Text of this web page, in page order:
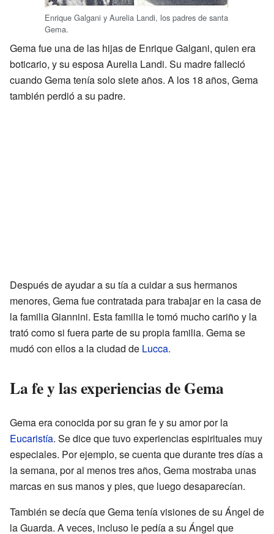
Enrique Galgani y Aurelia Landi, los padres de santa
Gema.
Gema fue una de las hijas de Enrique Galgani, quien era
boticario, y su esposa Aurelia Landi. Su madre falleció
cuando Gema tenía solo siete años. A los 18 años, Gema
también perdió a su padre.
Después de ayudar a su tía a cuidar a sus hermanos
menores, Gema fue contratada para trabajar en la casa de
la familia Giannini. Esta familia le tomó mucho cariño y la
trató como si fuera parte de su propia familia. Gema se
mudó con ellos a la ciudad de Lucca.
La fe y las experiencias de Gema
Gema era conocida por su gran fe y su amor por la
Eucaristía. Se dice que tuvo experiencias espirituales muy
especiales. Por ejemplo, se cuenta que durante tres días a
la semana, por al menos tres años, Gema mostraba unas
marcas en sus manos y pies, que luego desaparecían.
También se decía que Gema tenía visiones de su Ángel de
la Guarda. A veces, incluso le pedía a su Ángel que